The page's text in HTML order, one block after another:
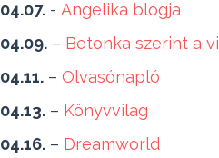
04.07.- Angelika blogja
04.09.– Betonka szerint a
04.11.– Olvasónapló
04.13.– Könyvvilág
04.16.– Dreamworld